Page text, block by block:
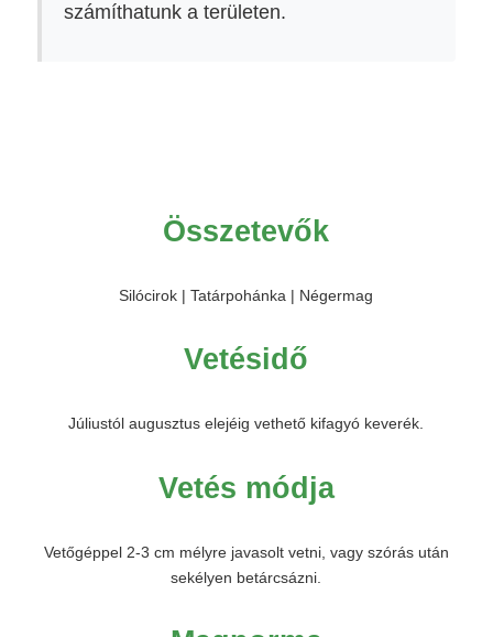
számíthatunk a területen.
Összetevők
Silócirok | Tatárpohánka | Négermag
Vetésidő
Júliustól augusztus elejéig vethető kifagyó keverék.
Vetés módja
Vetőgéppel 2-3 cm mélyre javasolt vetni, vagy szórás után
sekélyen betárcsázni.